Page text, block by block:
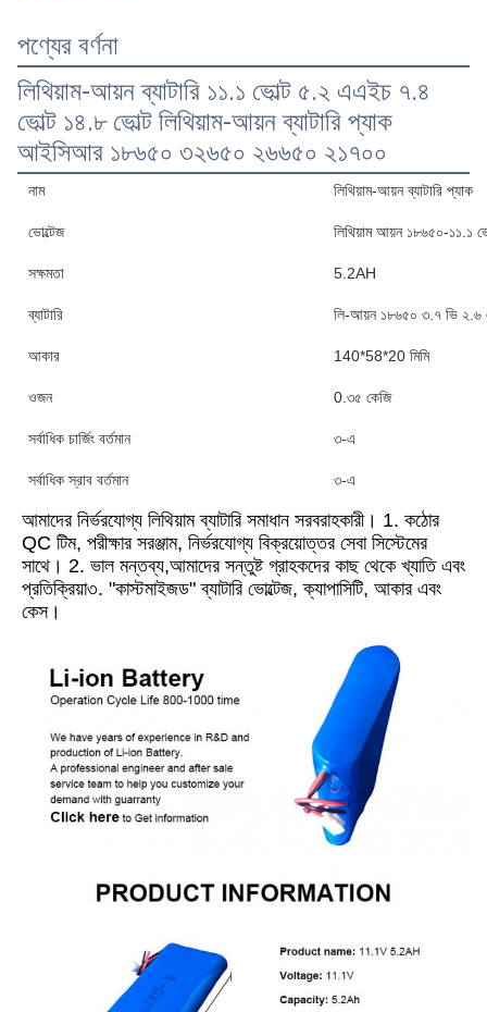
পণ্যের বর্ণনা
লিথিয়াম-আয়ন ব্যাটারি ১১.১ ভোল্ট ৫.২ এএইচ ৭.৪
ভোল্ট ১৪.৮ ভোল্ট লিথিয়াম-আয়ন ব্যাটারি প্যাক
আইসিআর ১৮৬৫০ ৩২৬৫০ ২৬৬৫০ ২১৭০০
নাম লিথিয়াম-আয়ন ব্যাটারি প্যাক
ভোল্টেজ লিথিয়াম আয়ন ১৮৬৫০-১১.১
সক্ষমতা 5.2AH
ব্যাটারি লি-আয়ন ১৮৬৫০ ৩.৭ ভি ২.৬
আকার 140*58*20 মিমি
ওজন 0.৩৫ কেজি
সর্বাধিক চার্জিং বর্তমান ৩-এ
সর্বাধিক স্রাব বর্তমান ৩-এ
আমাদের নির্ভরযোগ্য লিথিয়াম ব্যাটারি সমাধান সরবরাহকারী। 1. কঠোর
QC টিম, পরীক্ষার সরঞ্জাম, নির্ভরযোগ্য বিক্রয়োত্তর সেবা সিস্টেমের
সাথে। 2. ভাল মন্তব্য,আমাদের সন্তুষ্ট গ্রাহকদের কাছ থেকে খ্যাতি এবং
প্রতিক্রিয়া৩. "কাস্টমাইজড" ব্যাটারি ভোল্টেজ, ক্যাপাসিটি, আকার এবং
কেস।